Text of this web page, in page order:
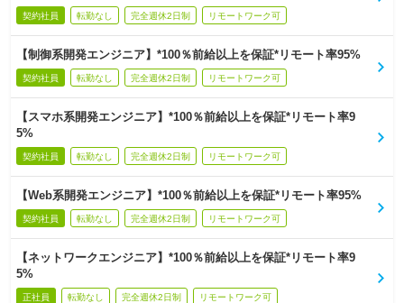
契約社員 転勤なし 完全週休2日制 リモートワーク可
【制御系開発エンジニア】*100％前給以上を保証*リモート率95%
契約社員 転勤なし 完全週休2日制 リモートワーク可
【スマホ系開発エンジニア】*100％前給以上を保証*リモート率9
5%
契約社員 転勤なし 完全週休2日制 リモートワーク可
【Web系開発エンジニア】*100％前給以上を保証*リモート率95%
契約社員 転勤なし 完全週休2日制 リモートワーク可
【ネットワークエンジニア】*100％前給以上を保証*リモート率9
5%
正社員 転勤なし 完全週休2日制 リモートワーク可